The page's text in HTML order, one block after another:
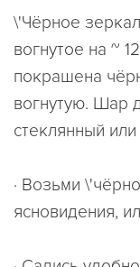
\'Чёрное
вогнутое на ~
покрашена
вогнутую. Шар
стеклянный
· Возьми
ясновидения,